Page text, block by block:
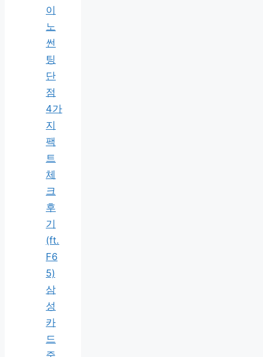
이
노
썬
팅
단
점
4가
지
팩
트
체
크
후
기
(ft.
F6
5)
삼
성
카
드